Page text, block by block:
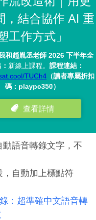
時轉錄」
的專屬應用。
這個App，只要開啟
語音轉錄文字，不
自動加上標點符
：超準確中文語音轉